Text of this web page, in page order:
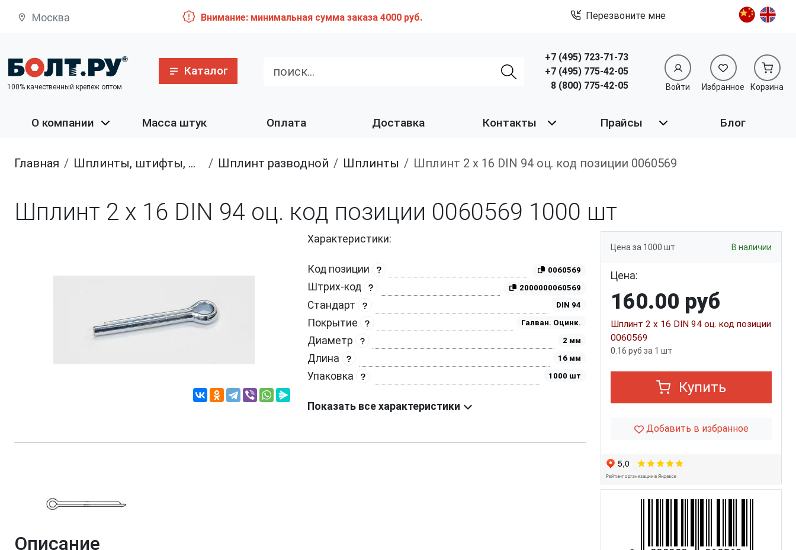
Москва Внимание: минимальная сумма заказа 4000 руб. Перезвоните мне
100% качественный крепеж оптом
Каталог
+7 (495) 723-71-73
+7 (495) 775-42-05
8 (800) 775-42-05
Войти Избранное Корзина
О компании Масса штук Оплата Доставка Контакты Прайсы Блог
Главная шплинты, штифты, шканты Шплинт разводной Шплинты Шплинт 2 х 16 DIN 94 оц. код позиции 0060569
Шплинт 2 х 16 DIN 94 оц. код позиции 0060569 1000 шт
Характеристики:
Код позиции 0060569
Штрих-код 2000000060569
Стандарт DIN 94
Покрытие Галван. Оцинк.
Диаметр 2 мм
Длина 16 мм
Упаковка 1000 шт
Показать все характеристики
Описание
Цена за 1000 шт В наличии
Цена:
160.00 руб
Шплинт 2 х 16 DIN 94 оц. код позиции
0060569
0.16 руб за 1 шт
Купить
Добавить в избранное